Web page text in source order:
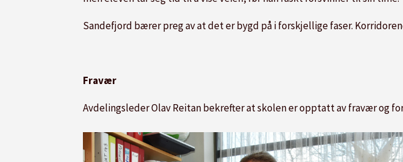
Sandefjord bærer preg av at det er bygd på i forskjellige faser.
Fravær
Avdelingsleder Olav Reitan bekrefter at skolen er opptatt av fravær og